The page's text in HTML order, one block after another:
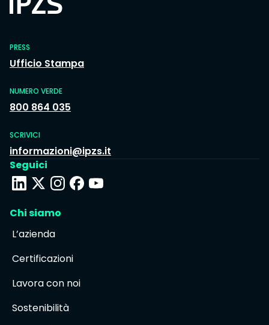
PRESS
Ufficio Stampa
NUMERO VERDE
800 864 035
SCRIVICI
informazioni@ipzs.it
Seguici
Chi siamo
L’azienda
Certificazioni
Lavora con noi
Sostenibilità